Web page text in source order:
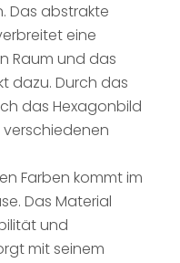
Das abstrakte
eine
Raum und das
dazu. Durch das
das Hexagonbild
Farben kommt im
Das Material
und
mit seinem